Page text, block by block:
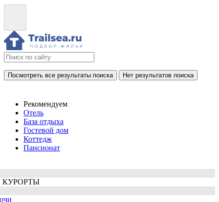
Посмотреть все результаты поиска Нет результатов поиска
Рекомендуем
Отель
База отдыха
Гостевой дом
Коттедж
Пансионат
КУРОРТЫ